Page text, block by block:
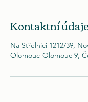
Kontaktní údaje
Na Střelnici 1212/39,
Olomouc-Olomouc 9,